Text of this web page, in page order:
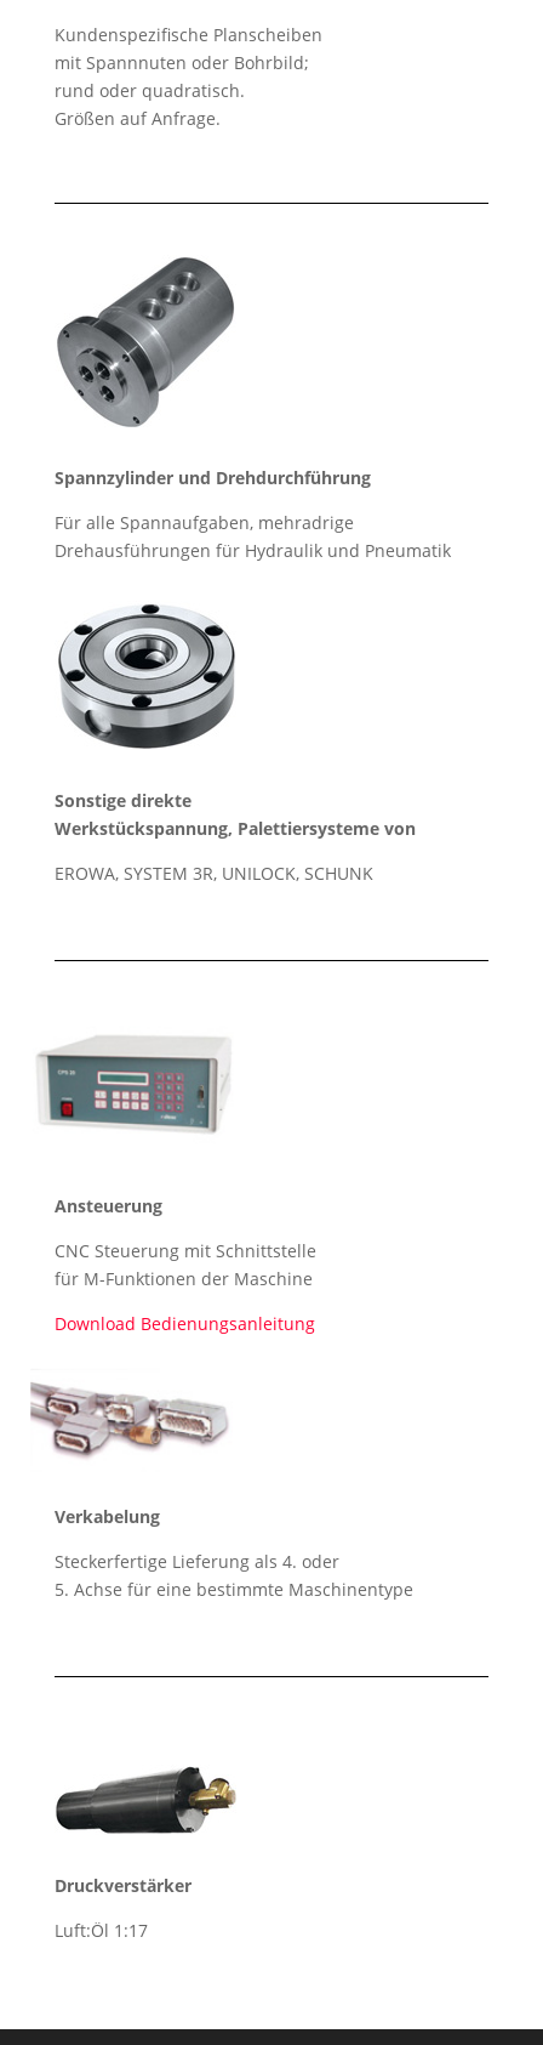
Kundenspezifische Planscheiben
mit Spannnuten oder Bohrbild;
rund oder quadratisch.
Größen auf Anfrage.
Spannzylinder und Drehdurchführung
Für alle Spannaufgaben, mehradrige
Drehausführungen für Hydraulik und Pneumatik
Sonstige direkte
Werkstückspannung, Palettiersysteme von
EROWA, SYSTEM 3R, UNILOCK, SCHUNK
Ansteuerung
CNC Steuerung mit Schnittstelle
für M-Funktionen der Maschine
Download Bedienungsanleitung
Verkabelung
Steckerfertige Lieferung als 4. oder
5. Achse für eine bestimmte Maschinentype
Druckverstärker
Luft:Öl 1:17